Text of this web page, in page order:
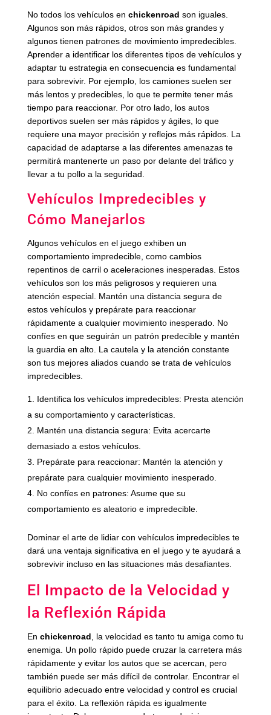
No todos los vehículos en chickenroad son iguales.
Algunos son más rápidos, otros son más grandes y
algunos tienen patrones de movimiento impredecibles.
Aprender a identificar los diferentes tipos de vehículos y
adaptar tu estrategia en consecuencia es fundamental
para sobrevivir. Por ejemplo, los camiones suelen ser
más lentos y predecibles, lo que te permite tener más
tiempo para reaccionar. Por otro lado, los autos
deportivos suelen ser más rápidos y ágiles, lo que
requiere una mayor precisión y reflejos más rápidos. La
capacidad de adaptarse a las diferentes amenazas te
permitirá mantenerte un paso por delante del tráfico y
llevar a tu pollo a la seguridad.
Vehículos Impredecibles y
Cómo Manejarlos
Algunos vehículos en el juego exhiben un
comportamiento impredecible, como cambios
repentinos de carril o aceleraciones inesperadas. Estos
vehículos son los más peligrosos y requieren una
atención especial. Mantén una distancia segura de
estos vehículos y prepárate para reaccionar
rápidamente a cualquier movimiento inesperado. No
confíes en que seguirán un patrón predecible y mantén
la guardia en alto. La cautela y la atención constante
son tus mejores aliados cuando se trata de vehículos
impredecibles.
Identifica los vehículos impredecibles: Presta atención
a su comportamiento y características.
Mantén una distancia segura: Evita acercarte
demasiado a estos vehículos.
Prepárate para reaccionar: Mantén la atención y
prepárate para cualquier movimiento inesperado.
No confíes en patrones: Asume que su
comportamiento es aleatorio e impredecible.
Dominar el arte de lidiar con vehículos impredecibles te
dará una ventaja significativa en el juego y te ayudará a
sobrevivir incluso en las situaciones más desafiantes.
El Impacto de la Velocidad y
la Reflexión Rápida
En chickenroad , la velocidad es tanto tu amiga como tu
enemiga. Un pollo rápido puede cruzar la carretera más
rápidamente y evitar los autos que se acercan, pero
también puede ser más difícil de controlar. Encontrar el
equilibrio adecuado entre velocidad y control es crucial
para el éxito. La reflexión rápida es igualmente